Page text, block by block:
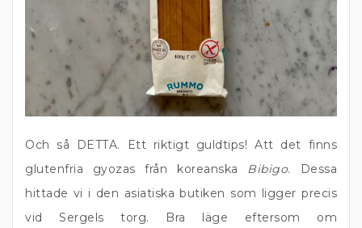
Och så DETTA. Ett riktigt guldtips! Att det finns
glutenfria gyozas från koreanska Bibigo. Dessa
hittade vi i den asiatiska butiken som ligger precis
vid Sergels torg. Bra läge eftersom om